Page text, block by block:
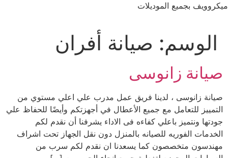
ميكروويف بجميع الموديلات
الوسم: صيانة أفران
صيانة زانوسى
صيانة زانوسى ، لدينا فريق عمل مدرب علي اعلي مستوي من
التمييز للتعامل مع جميع الأعطال في أجهزتكم وأيضًا للحفاظ علي
جودتها ونتميز باعلي كفاءه فى الاداء يشرفنا أن نقدم لكم
الخدمات الفوريه للصيانه بالمنزل دون نقل الجهاز تحت اشراف
مهندسون متخصصون كما يسعدنا ان نقدم لكم سرب من